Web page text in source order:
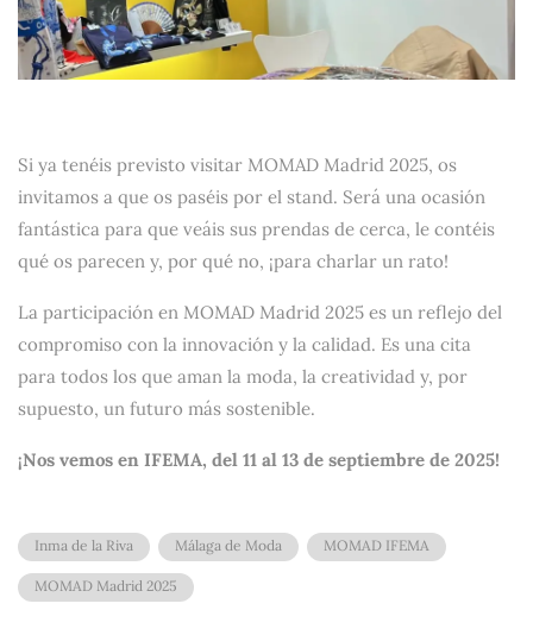
Si ya tenéis previsto visitar MOMAD Madrid 2025, os
invitamos a que os paséis por el stand. Será una ocasión
fantástica para que veáis sus prendas de cerca, le contéis
qué os parecen y, por qué no, ¡para charlar un rato!
La participación en MOMAD Madrid 2025 es un reflejo del
compromiso con la innovación y la calidad. Es una cita
para todos los que aman la moda, la creatividad y, por
supuesto, un futuro más sostenible.
¡Nos vemos en IFEMA, del 11 al 13 de septiembre de 2025!
Inma de la Riva Málaga de Moda MOMAD IFEMA
MOMAD Madrid 2025